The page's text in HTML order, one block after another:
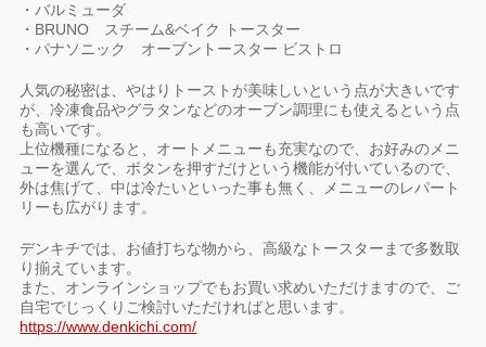
・バルミューダ
・BRUNO スチーム&ベイク トースター
・パナソニック オーブントースター ビストロ
人気の秘密は、やはりトーストが美味しいという点が大きいです
が、冷凍食品やグラタンなどのオーブン調理にも使えるという点
も高いです。
上位機種になると、オートメニューも充実なので、お好みのメニ
ューを選んで、ボタンを押すだけという機能が付いているので、
外は焦げて、中は冷たいといった事も無く、メニューのレパート
リーも広がります。
デンキチでは、お値打ちな物から、高級なトースターまで多数取
り揃えています。
また、オンラインショップでもお買い求めいただけますので、ご
自宅でじっくりご検討いただければと思います。
https://www.denkichi.com/